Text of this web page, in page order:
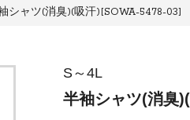
シャツ(消臭)(吸汗)[SOWA-5478-03]
S～4L
半袖シャツ(消臭